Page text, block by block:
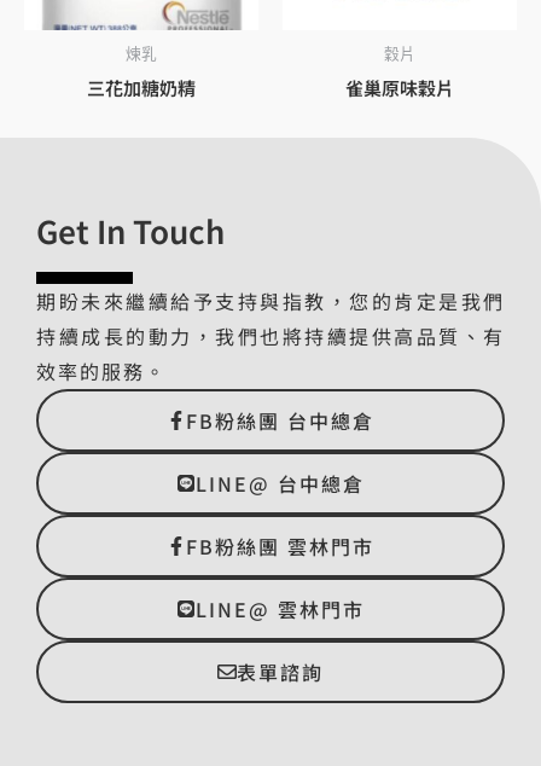
煉乳
三花加糖奶精
穀片
雀巢原味穀片
Get In Touch
期盼未來繼續給予支持與指教，您的肯定是我們
持續成長的動力，我們也將持續提供高品質、有
效率的服務。
FB粉絲團 台中總倉
LINE@ 台中總倉
FB粉絲團 雲林門市
LINE@ 雲林門市
表單諮詢